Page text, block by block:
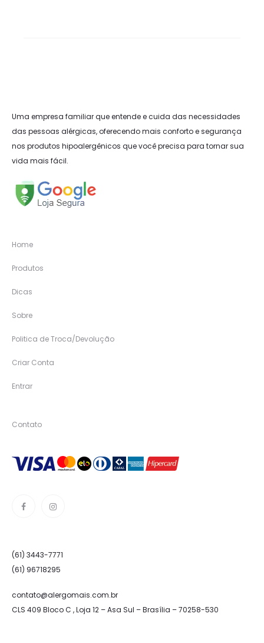
Uma empresa familiar que entende e cuida das necessidades
das pessoas alérgicas, oferecendo mais conforto e segurança
nos produtos hipoalergênicos que você precisa para tornar sua
vida mais fácil.
Home
Produtos
Dicas
Sobre
Politica de Troca/Devolução
Criar Conta
Entrar
Contato
(61) 3443-7771
(61) 96718295
contato@alergomais.com.br
CLS 409 Bloco C , Loja 12 – Asa Sul – Brasília – 70258-530